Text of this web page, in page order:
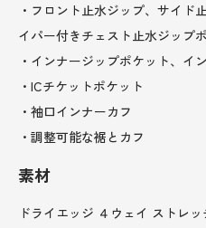
・フロント止水ジップ、サイド
イパー付きチェスト止水ジップ
・インナージップポケット、イ
・ICチケットポケット
・袖口インナーカフ
・調整可能な裾とカフ
素材
ドライエッジ ４ウェイ ストレ